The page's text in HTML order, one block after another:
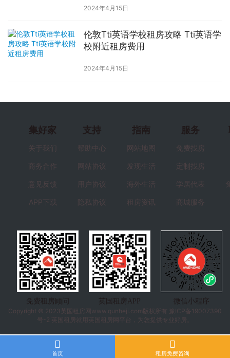
2024年4月15日
伦敦Tti英语学校租房攻略 Tti英语学
校附近租房费用
2024年4月15日
集好家
关于我们
商务合作
意见反馈
APP下载
支持
帮助中心
网站协议
用户协议
隐私协议
指南
网站地图
发现生活
海外生活
租房资讯
服务
免费找房
定制找房
学居代表
商城服务
免费租房顾问 英国租房APP
微信小程序
Copyright © 2023 英国租房 网www.qunheji.com版权所有
豫ICP备19007390
号-2 英国租房就用英国租房网平台，为您提供专业好房。
首页 租房免费咨询